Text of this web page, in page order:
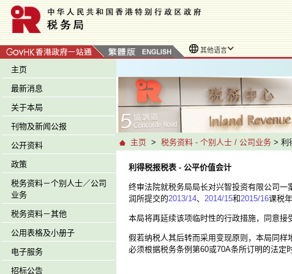
其他语言
主页
最新消息
关于本局
刊物及新闻公报
公开资料
政策
税务资料－个别人士／公司
业务
税务资料－其他
公用表格及小册子
电子服务
招标公告
主页 > 税务资料 - 个别人士 / 公司业务 > 利
利得税报税表 - 公平价值会计
终审法院就税务局局长对兴智投资有限公司
润所提交的2013/14、 2014/15和2015/16课税
本局将再延续该项临时性的行政措施，同意接
假若纳税人其后转而采用变现原则，本局同
必须根据税务条例第60或70A条所订明的法定